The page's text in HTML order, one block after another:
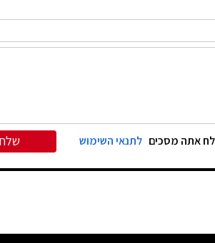
אתה מסכים לתנאי השימוש